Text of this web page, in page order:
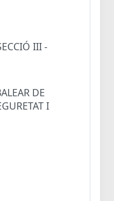
III -
DE
I